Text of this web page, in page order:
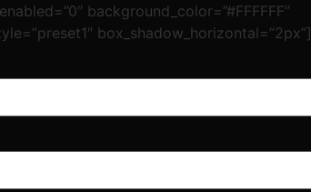
background_color=”#FFFFFF”
box_shadow_horizontal=”2px”]